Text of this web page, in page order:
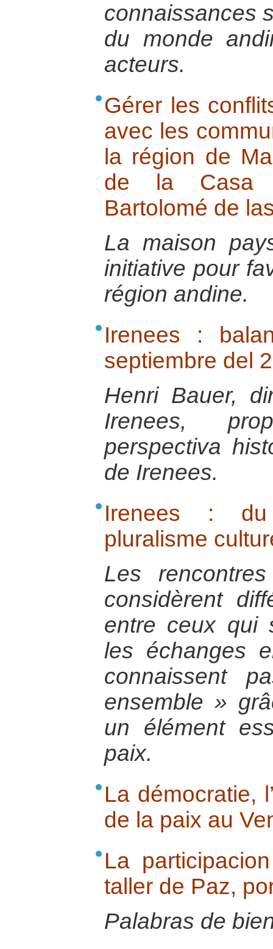
connaissances
du monde
acteurs.
Gérer les
avec les
la région de
de la Casa
Bartolomé de
La maison
initiative pour
région andine.
Irenees :
septiembre del
Henri Bauer,
Irenees,
perspectiva
de Irenees.
Irenees : du
pluralisme
Les
considèrent
entre ceux qui
les échanges
connaissent
ensemble »
un élément
paix.
La démocratie,
de la paix au
La
taller de Paz,
Palabras de